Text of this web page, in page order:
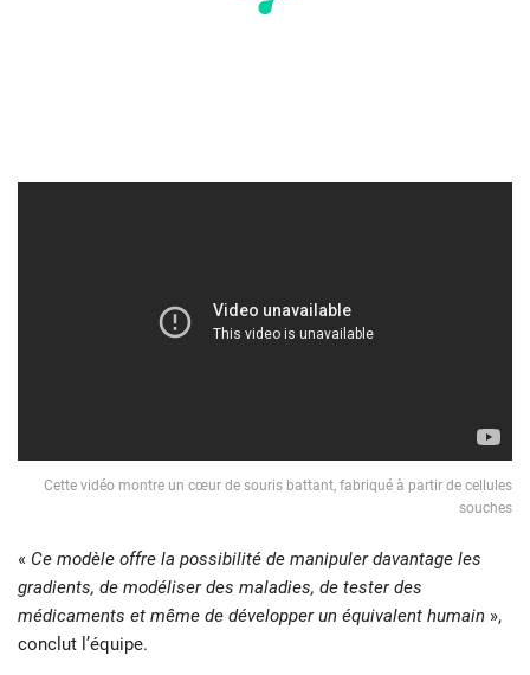
Cette vidéo montre un cœur de souris battant, fabriqué à partir de cellules
souches
« Ce modèle offre la possibilité de manipuler davantage les
gradients, de modéliser des maladies, de tester des
médicaments et même de développer un équivalent humain »,
conclut l’équipe.